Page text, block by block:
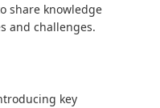
share knowledge
and challenges.
key